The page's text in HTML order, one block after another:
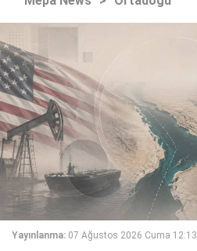
Yayınlanma: 07 Ağustos 2026 Cuma 12:13